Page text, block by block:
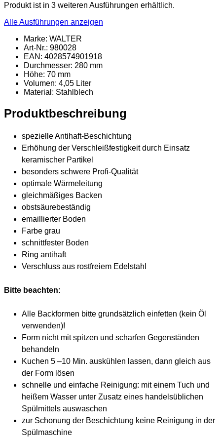
Produkt ist in 3 weiteren Ausführungen erhältlich.
Alle Ausführungen anzeigen
Marke: WALTER
Art-Nr.: 980028
EAN: 4028574901918
Durchmesser: 280 mm
Höhe: 70 mm
Volumen: 4,05 Liter
Material : Stahlblech
Produktbeschreibung
spezielle Antihaft-Beschichtung
Erhöhung der Verschleißfestigkeit durch Einsatz
keramischer Partikel
besonders schwere Profi-Qualität
optimale Wärmeleitung
gleichmäßiges Backen
obstsäurebeständig
emaillierter Boden
Farbe grau
schnittfester Boden
Ring antihaft
Verschluss aus rostfreiem Edelstahl
Bitte beachten:
Alle Backformen bitte grundsätzlich einfetten (kein Öl
verwenden)!
Form nicht mit spitzen und scharfen Gegenständen
behandeln
Kuchen 5 –10 Min. auskühlen lassen, dann gleich aus
der Form lösen
schnelle und einfache Reinigung: mit einem Tuch und
heißem Wasser unter Zusatz eines handelsüblichen
Spülmittels auswaschen
zur Schonung der Beschichtung keine Reinigung in der
Spülmaschine